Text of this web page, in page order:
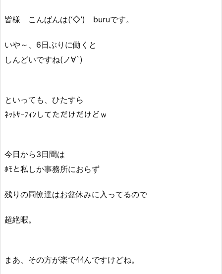
皆様 こんばんは(‘◇’)ゞburuです。
いや～、6日ぶりに働くと
しんどいですね(ノ∀`)
といっても、ひたすら
ﾈｯﾄｻｰﾌｨﾝしてただけだけどｗ
今日から3日間は
ﾎﾓと私しか事務所におらず
残りの同僚達はお盆休みに入ってるので
超絶暇。
まあ、その方が楽でｲｲんですけどね。